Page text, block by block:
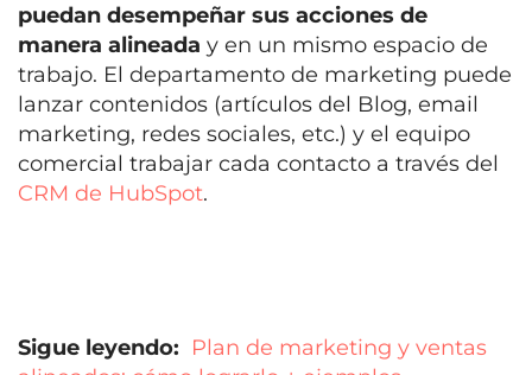
puedan desempeñar sus acciones de
manera alineada y en un mismo espacio de
trabajo. El departamento de marketing puede
lanzar contenidos (artículos del Blog, email
marketing, redes sociales, etc.) y el equipo
comercial trabajar cada contacto a través del
CRM de HubSpot.
Sigue leyendo: Plan de marketing y ventas